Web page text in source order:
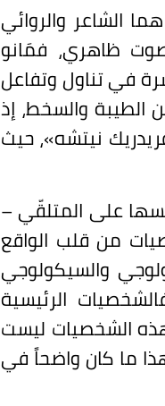
الشاعر والروائي
ظاهري، فمَانو
في تناول وتفاعل
الطيبة والسخط، إذ
نيتشه»، حيث
على المتلقّي –
من قلب الواقع
والسيكولوجي
الرئيسية
الشخصيات ليست
ما كان واضحاً في